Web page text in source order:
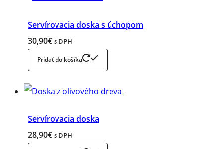
Servírovacia doska s úchopom
30,90€ s DPH
Pridať do košíka
Servírovacia doska
28,90€ s DPH